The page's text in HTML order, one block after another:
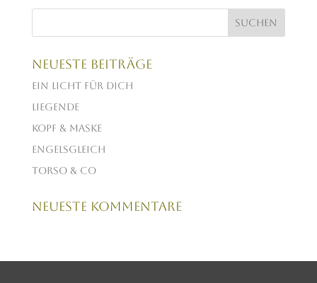
Neueste Beiträge
Ein Licht für dich
Liegende
Kopf & Maske
Engelsgleich
Torso & Co
Neueste Kommentare